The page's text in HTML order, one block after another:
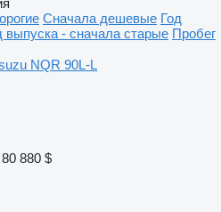
Сначала дешевые Год
выпуска - сначала старые Пробег
880 $